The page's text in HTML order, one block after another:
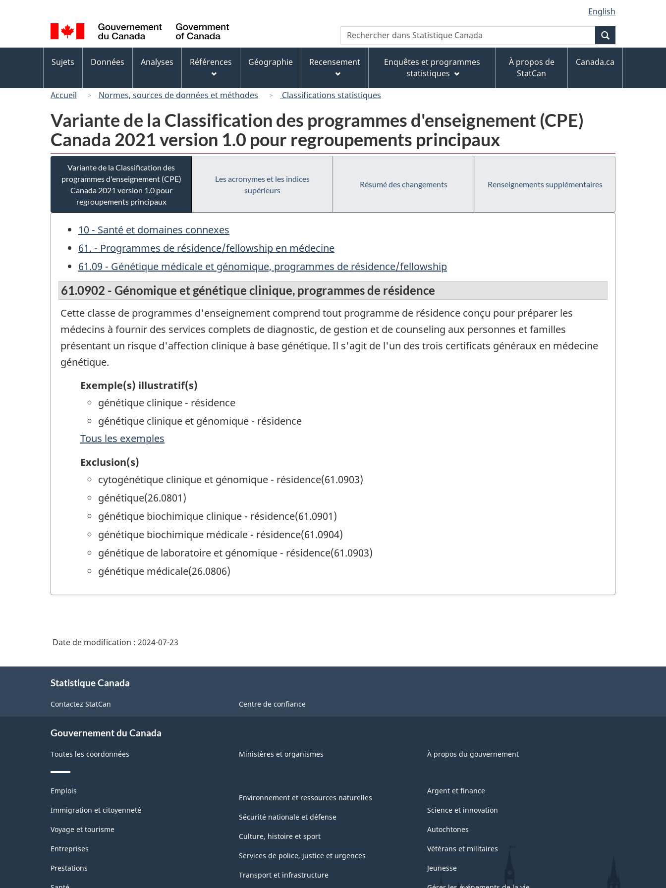
au
contenu
principal
« À
propos
de
ce
version
HTML
simplifiée
de
la
langue
English
Canada
Recherche
Rechercher
dans
Canada
des
Sujets Données Analyses Références Géographie Recensement
Enquêtes et programmes
statistiques
À propos de
StatCan
Canada.ca
Accueil Normes, sources de données et méthodes Classifications statistiques
Variante de la Classification des programmes d'enseignement (CPE)
Canada 2021 version 1.0 pour regroupements principaux
Variante de la Classification des
programmes d'enseignement (CPE)
Canada 2021 version 1.0 pour
regroupements principaux
Les acronymes et les indices
supérieurs
Résumé des changements Renseignements supplémentaires
10 - Santé et domaines connexes
61. - Programmes de résidence/fellowship en médecine
61.09 - Génétique médicale et génomique, programmes de résidence/fellowship
61.0902 - Génomique et génétique clinique, programmes de résidence
Cette classe de programmes d'enseignement comprend tout programme de résidence conçu pour préparer les
médecins à fournir des services complets de diagnostic, de gestion et de counseling aux personnes et familles
présentant un risque d'affection clinique à base génétique. Il s'agit de l'un des trois certificats généraux en médecine
génétique.
Exemple(s) illustratif(s)
génétique clinique - résidence
génétique clinique et génomique - résidence
Tous les exemples
Exclusion(s)
cytogénétique clinique et génomique - résidence(61.0903)
génétique(26.0801)
génétique biochimique clinique - résidence(61.0901)
génétique biochimique médicale - résidence(61.0904)
génétique de laboratoire et génomique - résidence(61.0903)
génétique médicale(26.0806)
Date de modification : 2024-07-23
Statistique Canada
Contactez StatCan Centre de confiance
Gouvernement du Canada
Toutes les coordonnées Ministères et organismes À propos du gouvernement
Thèmes
sujets
Emplois
Immigration et citoyenneté
Voyage et tourisme
Entreprises
Prestations
Environnement et ressources naturelles
Sécurité nationale et défense
Culture, histoire et sport
Services de police, justice et urgences
Transport et infrastructure
Argent et finance
Science et innovation
Autochtones
Vétérans et militaires
Jeunesse